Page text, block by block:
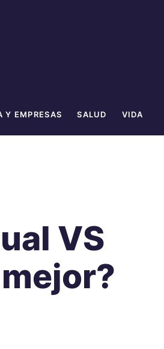
Y EMPRESAS SALUD VIDA
VS